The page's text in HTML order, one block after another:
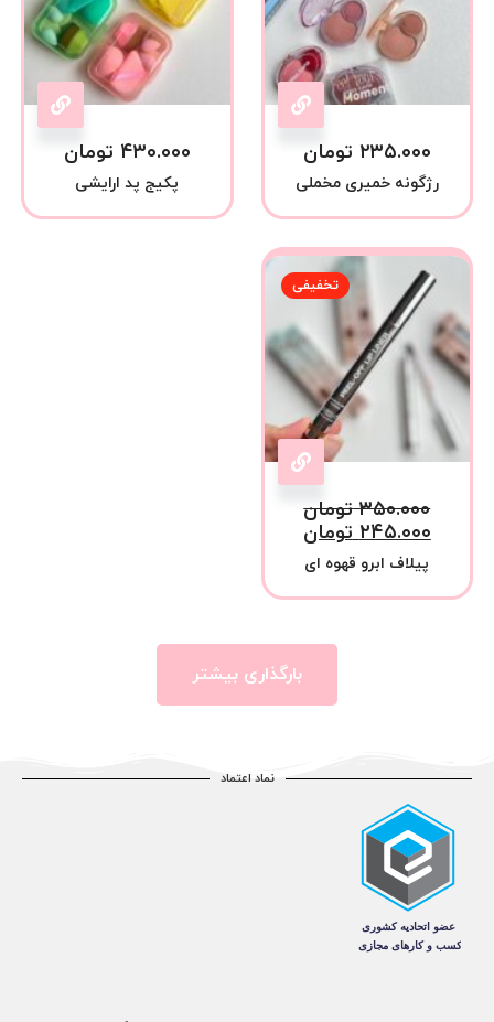
۲۳۵.۰۰۰ تومان
رژگونه خمیری مخملی
۴۳۰.۰۰۰ تومان
پکیج پد ارایشی
تخفیفی
۳۵۰.۰۰۰ تومان
۲۴۵.۰۰۰ تومان
پیلاف ابرو قهوه ای
بارگذاری بیشتر
نماد اعتماد